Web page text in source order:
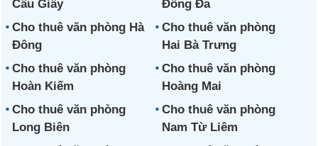
Cầu Giấy
Đống Đa
Cho thuê văn phòng Hà
Đông
Cho thuê văn phòng
Hai Bà Trưng
Cho thuê văn phòng
Hoàn Kiếm
Cho thuê văn phòng
Hoàng Mai
Cho thuê văn phòng
Long Biên
Cho thuê văn phòng
Nam Từ Liêm